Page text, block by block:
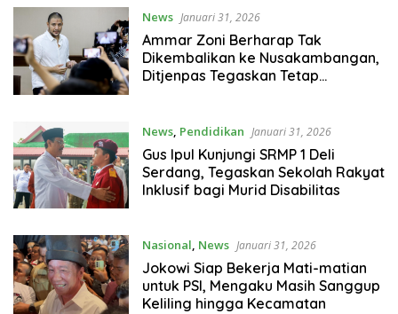
News Januari 31, 2026
Ammar Zoni Berharap Tak
Dikembalikan ke Nusakambangan,
Ditjenpas Tegaskan Tetap
News, Pendidikan Januari 31, 2026
Gus Ipul Kunjungi SRMP 1 Deli
Serdang, Tegaskan Sekolah Rakyat
Inklusif bagi Murid Disabilitas
Nasional, News Januari 31, 2026
Jokowi Siap Bekerja Mati-matian
untuk PSI, Mengaku Masih Sanggup
Keliling hingga Kecamatan